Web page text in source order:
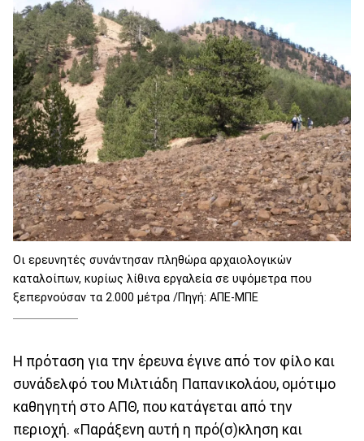
Οι ερευνητές συνάντησαν πληθώρα αρχαιολογικών
καταλοίπων, κυρίως λίθινα εργαλεία σε υψόμετρα που
ξεπερνούσαν τα 2.000 μέτρα /Πηγή: ΑΠΕ-ΜΠΕ
Η πρόταση για την έρευνα έγινε από τον φίλο και
συνάδελφό του Μιλτιάδη Παπανικολάου, ομότιμο
καθηγητή στο ΑΠΘ, που κατάγεται από την
περιοχή. «Παράξενη αυτή η πρό(σ)κληση και